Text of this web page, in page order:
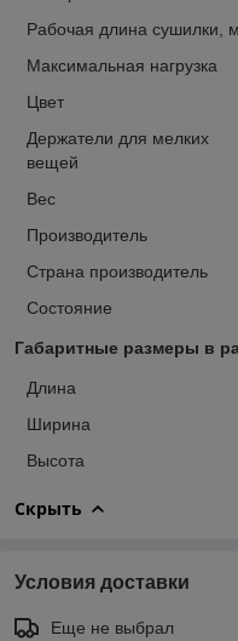
Рабочая длина сушилки, м
Максимальная нагрузка
Цвет
Держатели для мелких
вещей
Вес
Производитель
Страна производитель
Состояние
Габаритные размеры в
Длина
Ширина
Высота
Скрыть
Условия доставки
Еще не выбрал